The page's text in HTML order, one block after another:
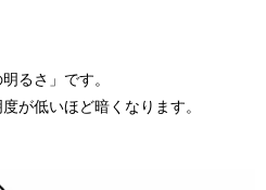
るさ」です。
が低いほど暗くなります。